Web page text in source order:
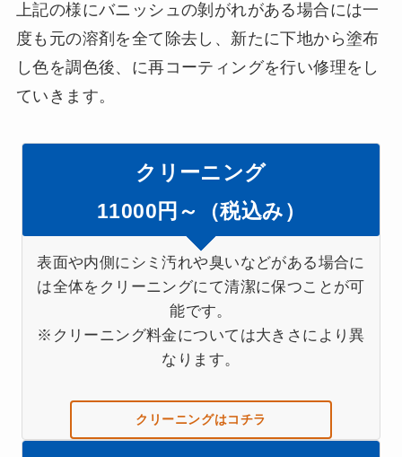
上記の様にバニッシュの剝がれがある場合には一
度も元の溶剤を全て除去し、新たに下地から塗布
し色を調色後、に再コーティングを行い修理をし
ていきます。
クリーニング
11000円～（税込み）
表面や内側にシミ汚れや臭いなどがある場合に
は全体をクリーニングにて清潔に保つことが可
能です。
※クリーニング料金については大きさにより異
なります。
クリーニングはコチラ